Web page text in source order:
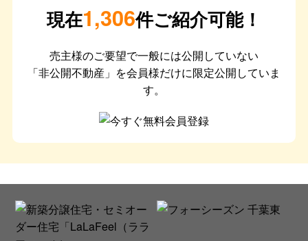
現在1,306件ご紹介可能！
売主様のご要望で一般には公開していない
「非公開不動産」を会員様だけに限定公開していま
す。